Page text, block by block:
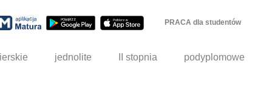
PRACA dla studentów
jednolite II stopnia podyplomowe